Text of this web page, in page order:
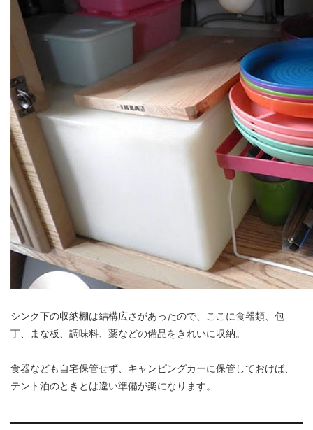
シンク下の収納棚は結構広さがあったので、ここに食器類、包
丁、まな板、調味料、薬などの備品をきれいに収納。
食器なども自宅保管せず、キャンピングカーに保管しておけば、
テント泊のときとは違い準備が楽になります。